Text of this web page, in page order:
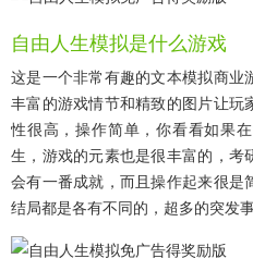
自由人生模拟是什么游戏
这是一个非常有趣的文本模拟商业
丰富的游戏情节和精致的图片让
性很高，操作简单，你看看如果
生，游戏的元素也是很丰富的，考
会有一番成就，而且操作起来很是
结局都是各有不同的，超多的突发